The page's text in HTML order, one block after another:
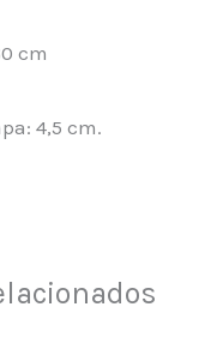
cm
4,5 cm.